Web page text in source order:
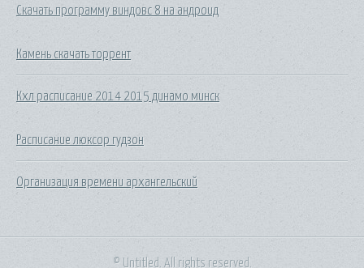
Скачать программу виндовс 8 на андроид
Камень скачать торрент
Кхл расписание 2014 2015 динамо минск
Расписание люксор гудзон
Организация времени архангельский
© Untitled. All rights reserved.